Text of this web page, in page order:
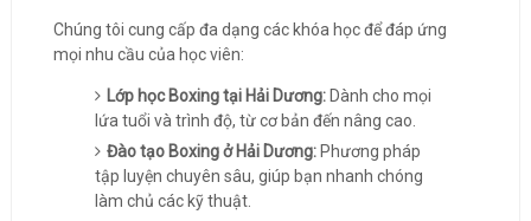
Chúng tôi cung cấp đa dạng các khóa học để đáp ứng
mọi nhu cầu của học viên:
Lớp học Boxing tại Hải Dương:Dành cho mọi
lứa tuổi và trình độ, từ cơ bản đến nâng cao.
Đào tạo Boxing ở Hải Dương:Phương pháp
tập luyện chuyên sâu, giúp bạn nhanh chóng
làm chủ các kỹ thuật.